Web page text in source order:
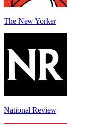
The New Yorker
National Review